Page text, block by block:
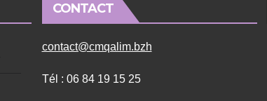
CONTACT
contact@cmqalim.bzh
Tél : 06 84 19 15 25